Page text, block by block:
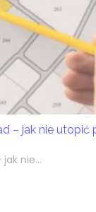
– jak nie utopić
nie...